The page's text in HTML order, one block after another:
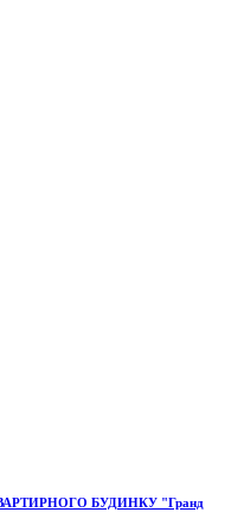
БУДИНКУ "Гранд